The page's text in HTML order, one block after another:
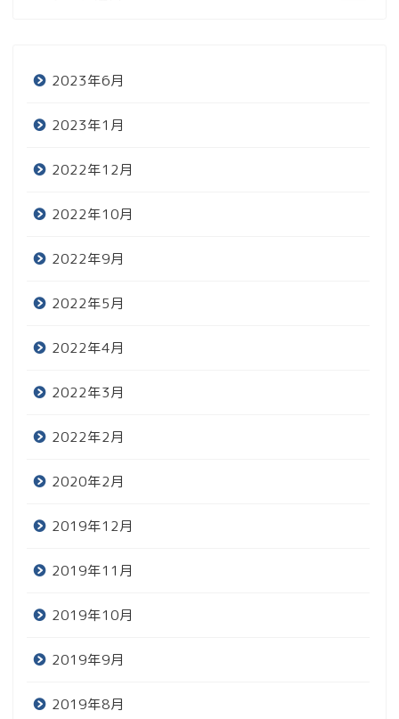
2023年6月
2023年1月
2022年12月
2022年10月
2022年9月
2022年5月
2022年4月
2022年3月
2022年2月
2020年2月
2019年12月
2019年11月
2019年10月
2019年9月
2019年8月